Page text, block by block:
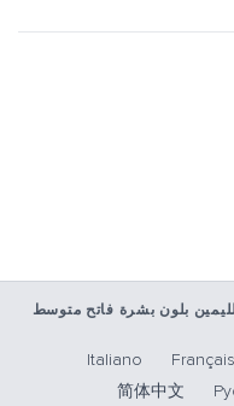
بلون بشرة فاتح متوسط
Français
Italiano
简体中文